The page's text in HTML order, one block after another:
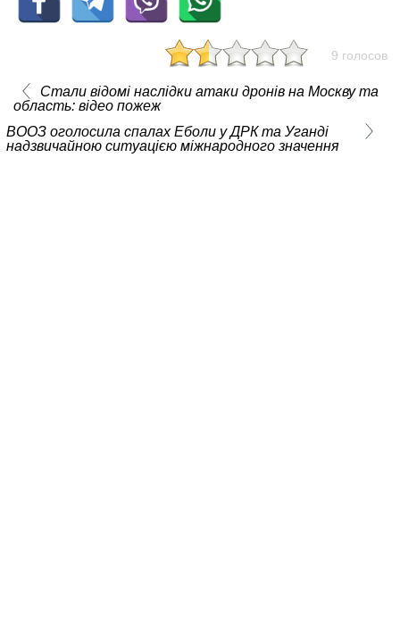
9 голосов
Стали відомі наслідки атаки дронів на Москву та
область: відео пожеж
ВООЗ оголосила спалах Еболи у ДРК та Уганді
надзвичайною ситуацією міжнародного значення